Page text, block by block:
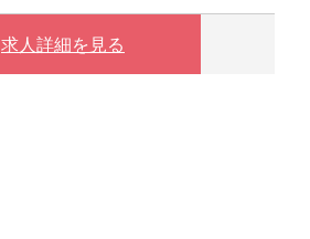
求人詳細を見る